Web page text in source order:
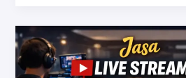
Murah
Virtual